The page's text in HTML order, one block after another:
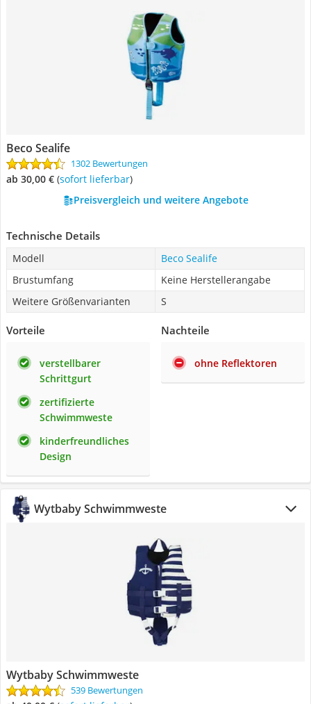
Beco Sealife
1302 Bewertungen
ab 30,00 € ( Sofort lieferbar)
Preisvergleich und weitere Angebote
Technische Details
Modell
Beco Sealife
Brustumfang
Keine Herstellerangabe
Weitere Größenvarianten
S
Vorteile
verstellbarer
Schrittgurt
zertifizierte
Schwimmweste
kinderfreundliches
Design
Nachteile
ohne Reflektoren
Wytbaby Schwimmweste
Wytbaby Schwimmweste
539 Bewertungen